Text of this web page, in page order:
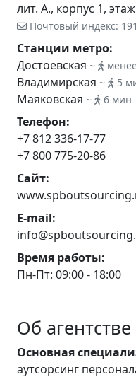
лит. А., корпус 1,
Почтовый индекс:
Станции метро:
Достоевская ~
Владимирская ~ 5
Маяковская ~ 6 мин
Телефон:
+7 812 336-17-77
+7 800 775-20-86
Сайт:
E-mail:
Время работы:
Пн-Пт: 09:00 - 18:00
Об агентстве
Основная
аутсорсинг